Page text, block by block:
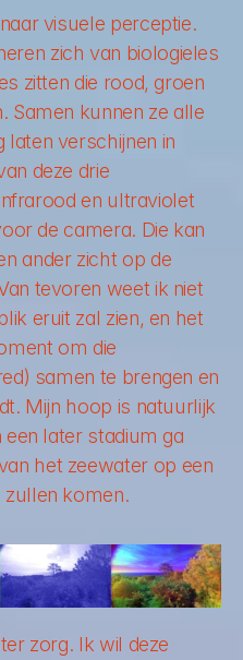
visuele perceptie.
zich van biologieles
zitten die rood, groen
Samen kunnen ze alle
laten verschijnen in
deze drie
en ultraviolet
de camera. Die kan
ander zicht op de
tevoren weet ik niet
eruit zal zien, en het
om die
samen te brengen en
Mijn hoop is natuurlijk
een later stadium ga
het zeewater op een
zullen komen.
zorg. Ik wil deze